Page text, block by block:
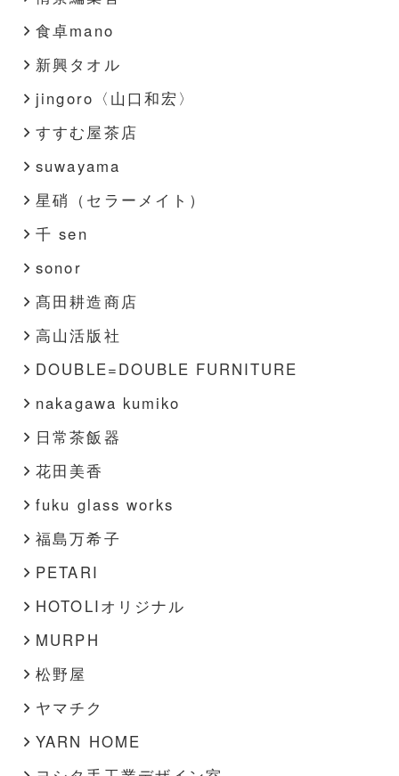
食卓mano
新興タオル
jingoro〈山口和宏〉
すすむ屋茶店
suwayama
星硝（セラーメイト）
千 sen
sonor
髙田耕造商店
高山活版社
DOUBLE=DOUBLE FURNITURE
nakagawa kumiko
日常茶飯器
花田美香
fuku glass works
福島万希子
PETARI
HOTOLIオリジナル
MURPH
松野屋
ヤマチク
YARN HOME